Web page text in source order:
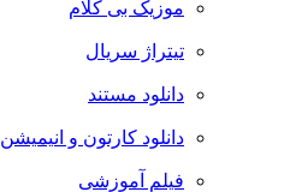
موزیک بی کلام
تیتراژ سریال
دانلود مستند
دانلود کارتون و انیمیشن
فیلم آموزشی